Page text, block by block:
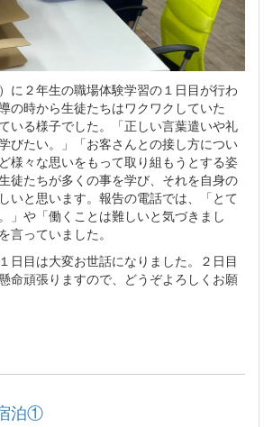
に２年生の職場体験学習の１日目が行わ
の時から生徒たちはワクワクしていた
いる様子でした。「正しい言葉遣いや礼
びたい。」「お客さんとの接し方につい
様々な思いをもって取り組もうとする姿
徒たちが多くの事を学び、それを自身の
いと思います。報告の電話では、「とて
」や「働くことは難しいと気づきまし
言っていました。
日目は大変お世話になりました。２日目
命頑張りますので、どうぞよろしくお願
泊①